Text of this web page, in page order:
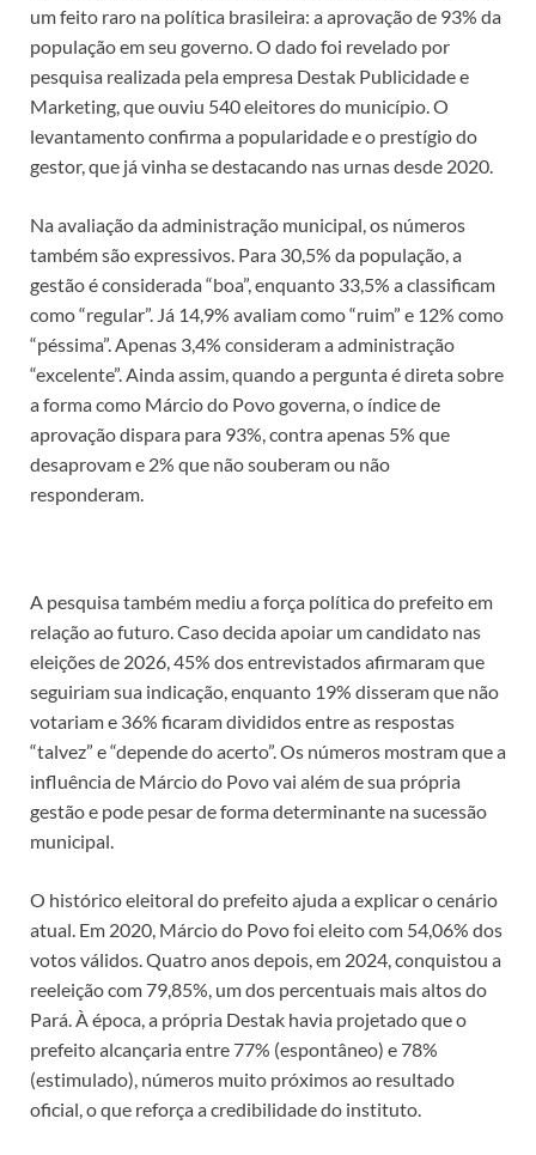
um feito raro na política brasileira: a aprovação de 93% da
população em seu governo. O dado foi revelado por
pesquisa realizada pela empresa Destak Publicidade e
Marketing, que ouviu 540 eleitores do município. O
levantamento confirma a popularidade e o prestígio do
gestor, que já vinha se destacando nas urnas desde 2020.
Na avaliação da administração municipal, os números
também são expressivos. Para 30,5% da população, a
gestão é considerada “boa”, enquanto 33,5% a classificam
como “regular”. Já 14,9% avaliam como “ruim” e 12% como
“péssima”. Apenas 3,4% consideram a administração
“excelente”. Ainda assim, quando a pergunta é direta sobre
a forma como Márcio do Povo governa, o índice de
aprovação dispara para 93%, contra apenas 5% que
desaprovam e 2% que não souberam ou não
responderam.
A pesquisa também mediu a força política do prefeito em
relação ao futuro. Caso decida apoiar um candidato nas
eleições de 2026, 45% dos entrevistados afirmaram que
seguiriam sua indicação, enquanto 19% disseram que não
votariam e 36% ficaram divididos entre as respostas
“talvez” e “depende do acerto”. Os números mostram que a
influência de Márcio do Povo vai além de sua própria
gestão e pode pesar de forma determinante na sucessão
municipal.
O histórico eleitoral do prefeito ajuda a explicar o cenário
atual. Em 2020, Márcio do Povo foi eleito com 54,06% dos
votos válidos. Quatro anos depois, em 2024, conquistou a
reeleição com 79,85%, um dos percentuais mais altos do
Pará. À época, a própria Destak havia projetado que o
prefeito alcançaria entre 77% (espontâneo) e 78%
(estimulado), números muito próximos ao resultado
oficial, o que reforça a credibilidade do instituto.